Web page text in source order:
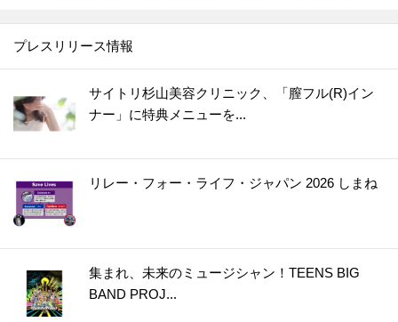
プレスリリース情報
サイトリ杉山美容クリニック、「膣フル(R)イン
ナー」に特典メニューを...
リレー・フォー・ライフ・ジャパン 2026 しまね
集まれ、未来のミュージシャン！TEENS BIG
BAND PROJ...